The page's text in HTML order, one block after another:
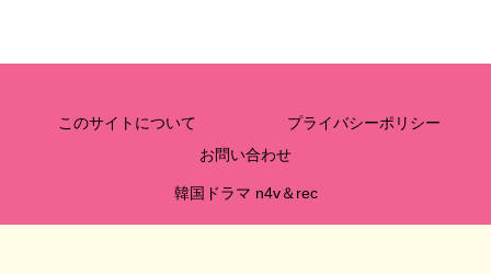
このサイトについて
プライバシーポリシー
お問い合わせ
韓国ドラマ n4v＆rec